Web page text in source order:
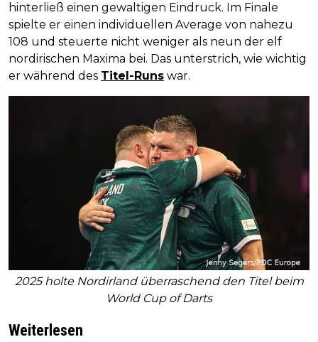
hinterließ einen gewaltigen Eindruck. Im Finale
spielte er einen individuellen Average von nahezu
108 und steuerte nicht weniger als neun der elf
nordirischen Maxima bei. Das unterstrich, wie wichtig
er während des Titel-Runs war.
2025 holte Nordirland überraschend den Titel beim
World Cup of Darts
Weiterlesen